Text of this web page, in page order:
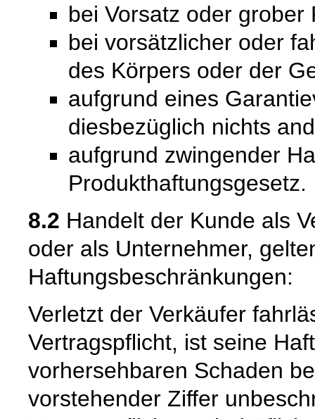
bei Vorsatz oder grober
bei vorsätzlicher oder
des Körpers oder der
aufgrund eines
diesbezüglich nichts
aufgrund zwingender
Produkthaftungsgesetz.
8.2 Handelt der Kunde als
oder als Unternehmer,
Haftungsbeschränkungen:
Verletzt der Verkäufer
Vertragspflicht, ist seine
vorhersehbaren Schaden
vorstehender Ziffer